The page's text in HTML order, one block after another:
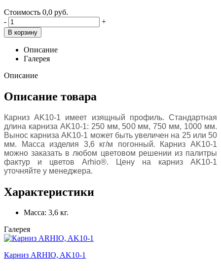
Стоимость 0,0 руб.
-
+
В корзину
Описание
Галерея
Описание
Описание товара
Карниз AK10-1 имеет изящный профиль. Стандартная
длина карниза AK10-1: 250 мм, 500 мм, 750 мм, 1000 мм.
Вынос карниза AK10-1 может быть увеличен на 25 или 50
мм. Масса изделия 3,6 кг/м погонный. Карниз AK10-1
можно заказать в любом цветовом решении из палитры
фактур и цветов Arhio®. Цену на карниз AK10-1
уточняйте у менеджера.
Характеристики
Масса: 3,6 кг.
Галерея
Карниз ARHIO, AK10-1